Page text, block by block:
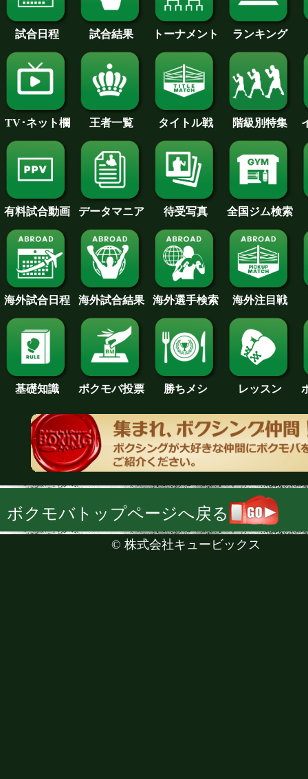
試合日程 試合結果 トーナメント ランキング
TV･ネット欄 王者一覧 タイトル戦 階級別特集
有料試合動画 データマニア 待受写真 全国ジム検索
海外試合日程 海外試合結果 海外選手検索 海外注目戦
基礎知識 ボクモバ投票 勝ちメシ レッスン
ボクモバトップページへ戻る
© 株式会社キュービックス